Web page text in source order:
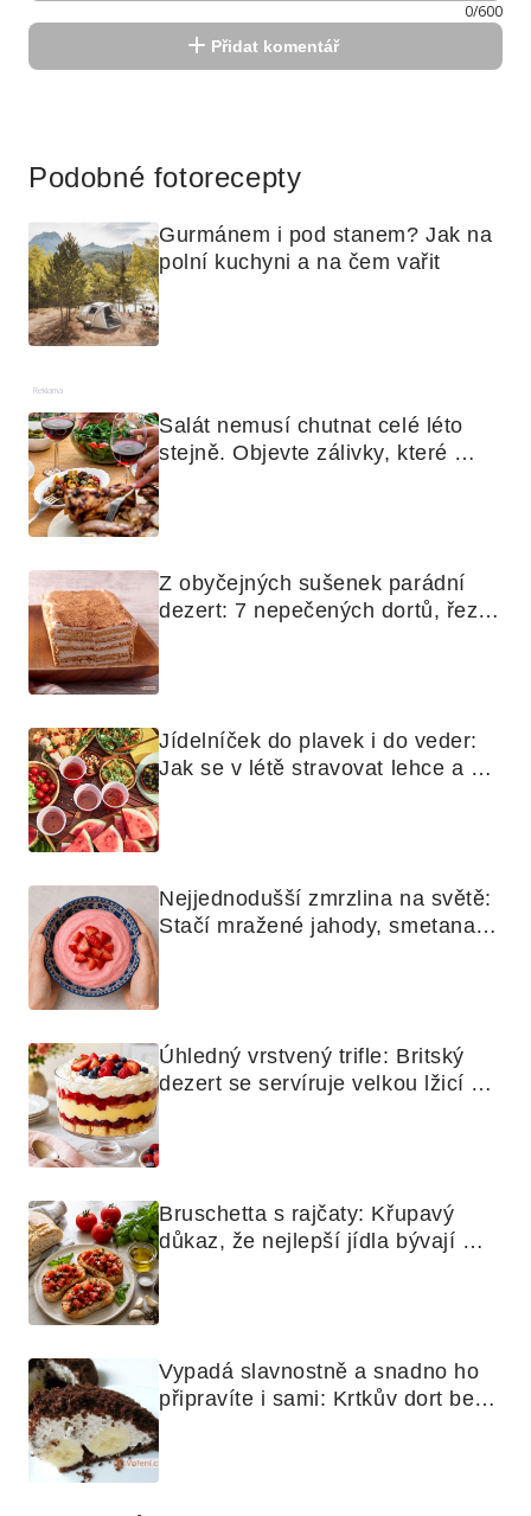
0/600
Přidat komentář
Podobné fotorecepty
Gurmánem i pod stanem? Jak na
polní kuchyni a na čem vařit
Reklama
Salát nemusí chutnat celé léto
stejně. Objevte zálivky, které
Z obyčejných sušenek parádní
dezert: 7 nepečených dortů, řezů
Jídelníček do plavek i do veder:
Jak se v létě stravovat lehce a
Nejjednodušší zmrzlina na světě:
Stačí mražené jahody, smetana a
Úhledný vrstvený trifle: Britský
dezert se servíruje velkou lžicí
Bruschetta s rajčaty: Křupavý
důkaz, že nejlepší jídla bývají
Vypadá slavnostně a snadno ho
připravíte i sami: Krtkův dort bez